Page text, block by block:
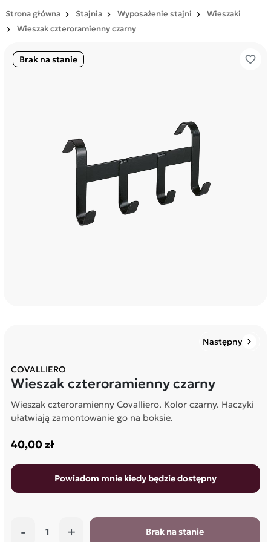
Strona główna Stajnia Wyposażenie stajni
Wieszaki
Wieszak czteroramienny czarny
Brak na stanie favorite_border
Następny chevron_right
COVALLIERO
Wieszak czteroramienny czarny
Wieszak czteroramienny Covalliero. Kolor czarny. Haczyki
ułatwiają zamontowanie go na boksie.
40,00 zł
Powiadom mnie kiedy będzie dostępny
- + Brak na stanie